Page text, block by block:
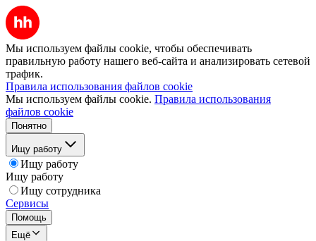
Мы используем файлы cookie, чтобы обеспечивать
правильную работу нашего веб-сайта и анализировать сетевой
трафик.
Правила использования файлов cookie
Мы используем файлы cookie. Правила использования
файлов cookie
Понятно
Ищу работу
Ищу работу
Ищу работу
Ищу сотрудника
Сервисы
Помощь
Ещё